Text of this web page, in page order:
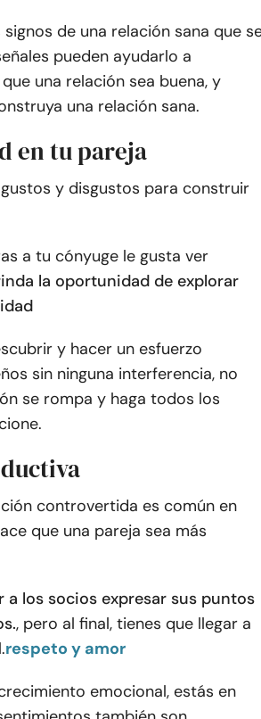
de una relación sana que
pueden ayudarlo a
una relación sea buena, y
una relación sana.
en tu pareja
y disgustos para construir
a tu cónyuge le gusta ver
la oportunidad de explorar
y hacer un esfuerzo
sin ninguna interferencia, no
se rompa y haga todos los
controvertida es común en
que una pareja sea más
los socios expresar sus puntos
, pero al final, tienes que llegar a
respeto y amor
emocional, estás en